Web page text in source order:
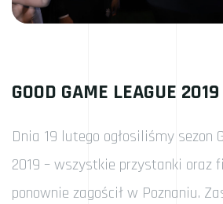
GOOD GAME LEAGUE 2019
Dnia 19 lutego ogłosiliśmy sezon
2019 – wszystkie przystanki oraz
ponownie zagościł w Poznaniu.